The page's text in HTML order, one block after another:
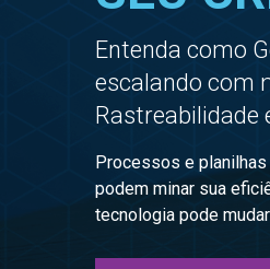
Entenda como
escalando com
Rastreabilidade
Processos e
podem minar sua
tecnologia pode